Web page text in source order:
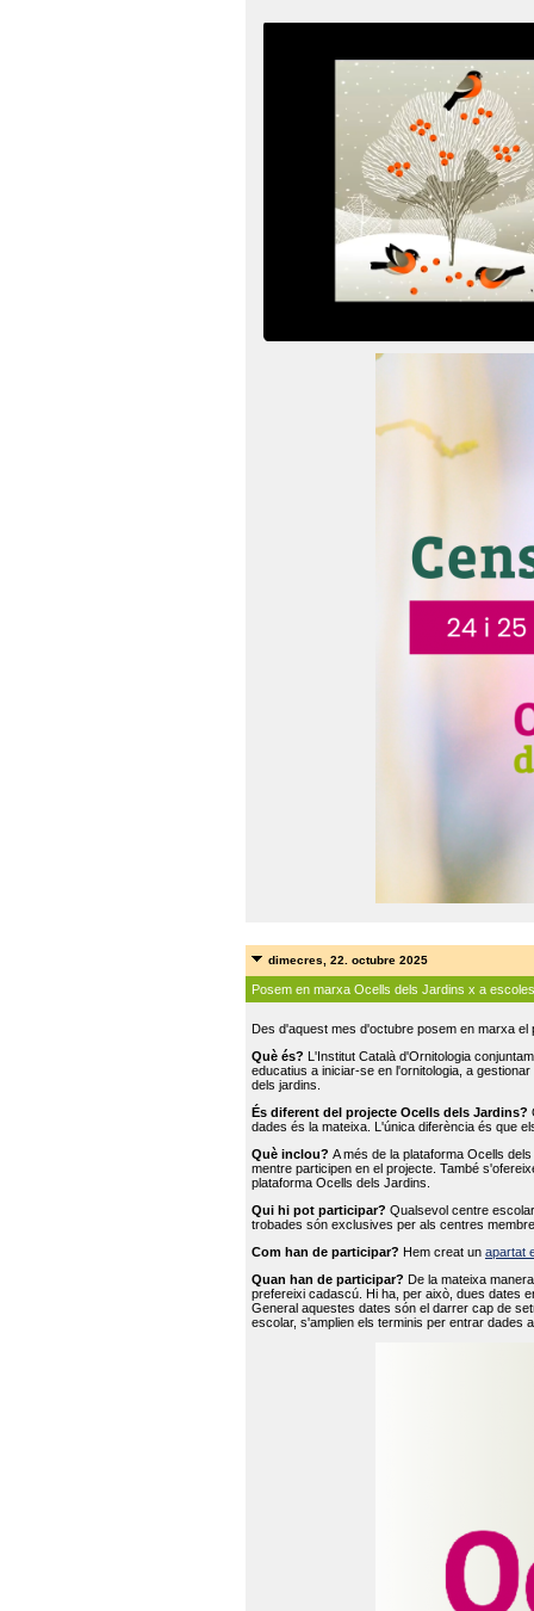
dimecres, 22. octubre 2025
Posem en marxa Ocells dels Jardins x a escoles
Des d'aquest mes d'octubre posem en marxa
Què és? L'Institut Català d'Ornitologia
educatius a iniciar-se en l'ornitologia, a
dels jardins.
És diferent del projecte Ocells dels Jardins?
dades és la mateixa. L'única diferència és que
Què inclou? A més de la plataforma Ocells
mentre participen en el projecte. També
plataforma Ocells dels Jardins.
Qui hi pot participar? Qualsevol centre
trobades són exclusives per als centres
Com han de participar? Hem creat un apartat
Quan han de participar? De la mateixa
prefereixi cadascú. Hi ha, per això, dues dates
General aquestes dates són el darrer cap de
escolar, s'amplien els terminis per entrar dades